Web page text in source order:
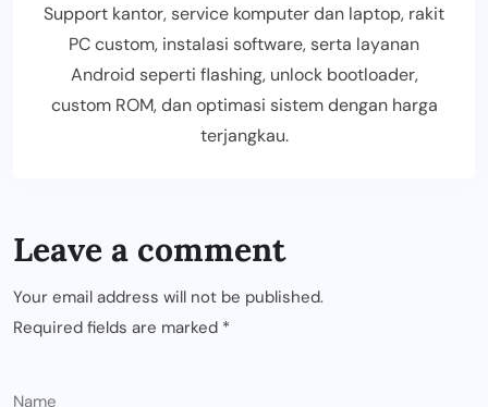
Support kantor, service komputer dan laptop, rakit
PC custom, instalasi software, serta layanan
Android seperti flashing, unlock bootloader,
custom ROM, dan optimasi sistem dengan harga
terjangkau.
Leave a comment
Your email address will not be published.
Required fields are marked *